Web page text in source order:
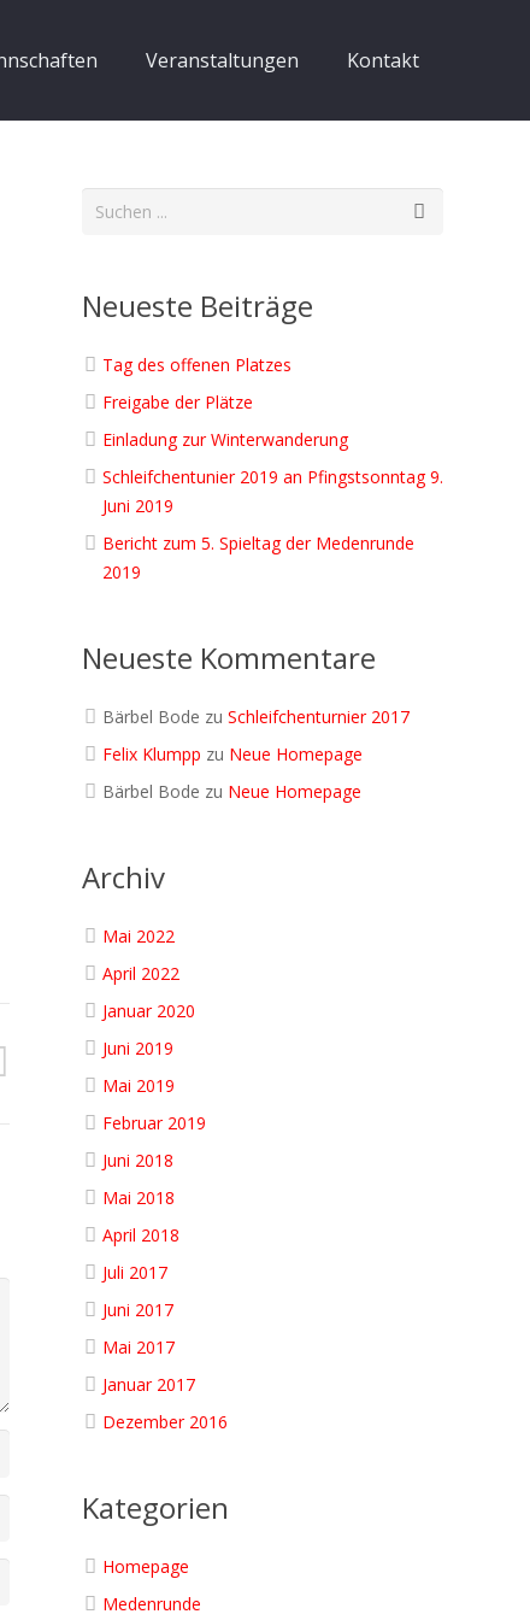
Veranstaltungen Kontakt
Neueste Beiträge
Tag des offenen Platzes
Freigabe der Plätze
Einladung zur Winterwanderung
Schleifchentunier 2019 an Pfingstsonntag 9.
Juni 2019
Bericht zum 5. Spieltag der Medenrunde
2019
Neueste Kommentare
Bärbel Bode zu Schleifchenturnier 2017
Felix Klumpp zu Neue Homepage
Bärbel Bode zu Neue Homepage
Archiv
Mai 2022
April 2022
Januar 2020
Juni 2019
Mai 2019
Februar 2019
Juni 2018
Mai 2018
April 2018
Juli 2017
Juni 2017
Mai 2017
Januar 2017
Dezember 2016
Kategorien
Homepage
Medenrunde